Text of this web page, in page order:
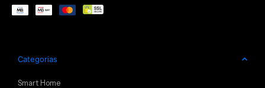
Categorias
Smart Home